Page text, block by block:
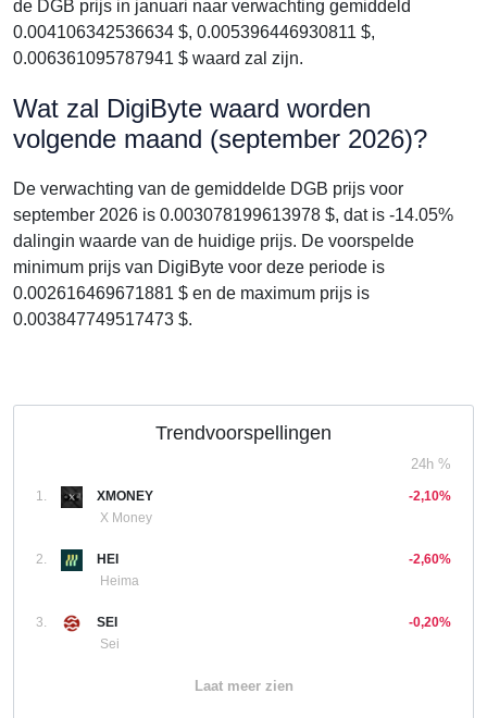
de DGB prijs in januari naar verwachting gemiddeld
0.004106342536634 $, 0.005396446930811 $,
0.006361095787941 $ waard zal zijn.
Wat zal DigiByte waard worden
volgende maand (september 2026)?
De verwachting van de gemiddelde DGB prijs voor
september 2026 is 0.003078199613978 $, dat is -14.05%
dalingin waarde van de huidige prijs. De voorspelde
minimum prijs van DigiByte voor deze periode is
0.002616469671881 $ en de maximum prijs is
0.003847749517473 $.
Trendvoorspellingen
24h %
1.
XMONEY
X Money
-2,10%
2.
HEI
Heima
-2,60%
3.
SEI
Sei
-0,20%
Laat meer zien